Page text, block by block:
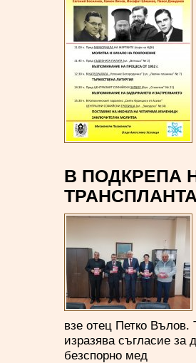
В ПОДКРЕПА
взе отец Петко Вълов.
изразява съгласие за
безспорно мед